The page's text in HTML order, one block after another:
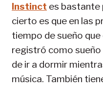
Instinct es bastante
cierto es que en las
tiempo de sueño que
registró como
de ir a dormir
música. También